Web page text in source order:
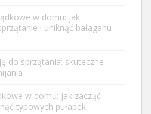
w domu: jak
i uniknąć bałaganu
do sprzątania: skuteczne
w domu: jak zacząć
typowych pułapek